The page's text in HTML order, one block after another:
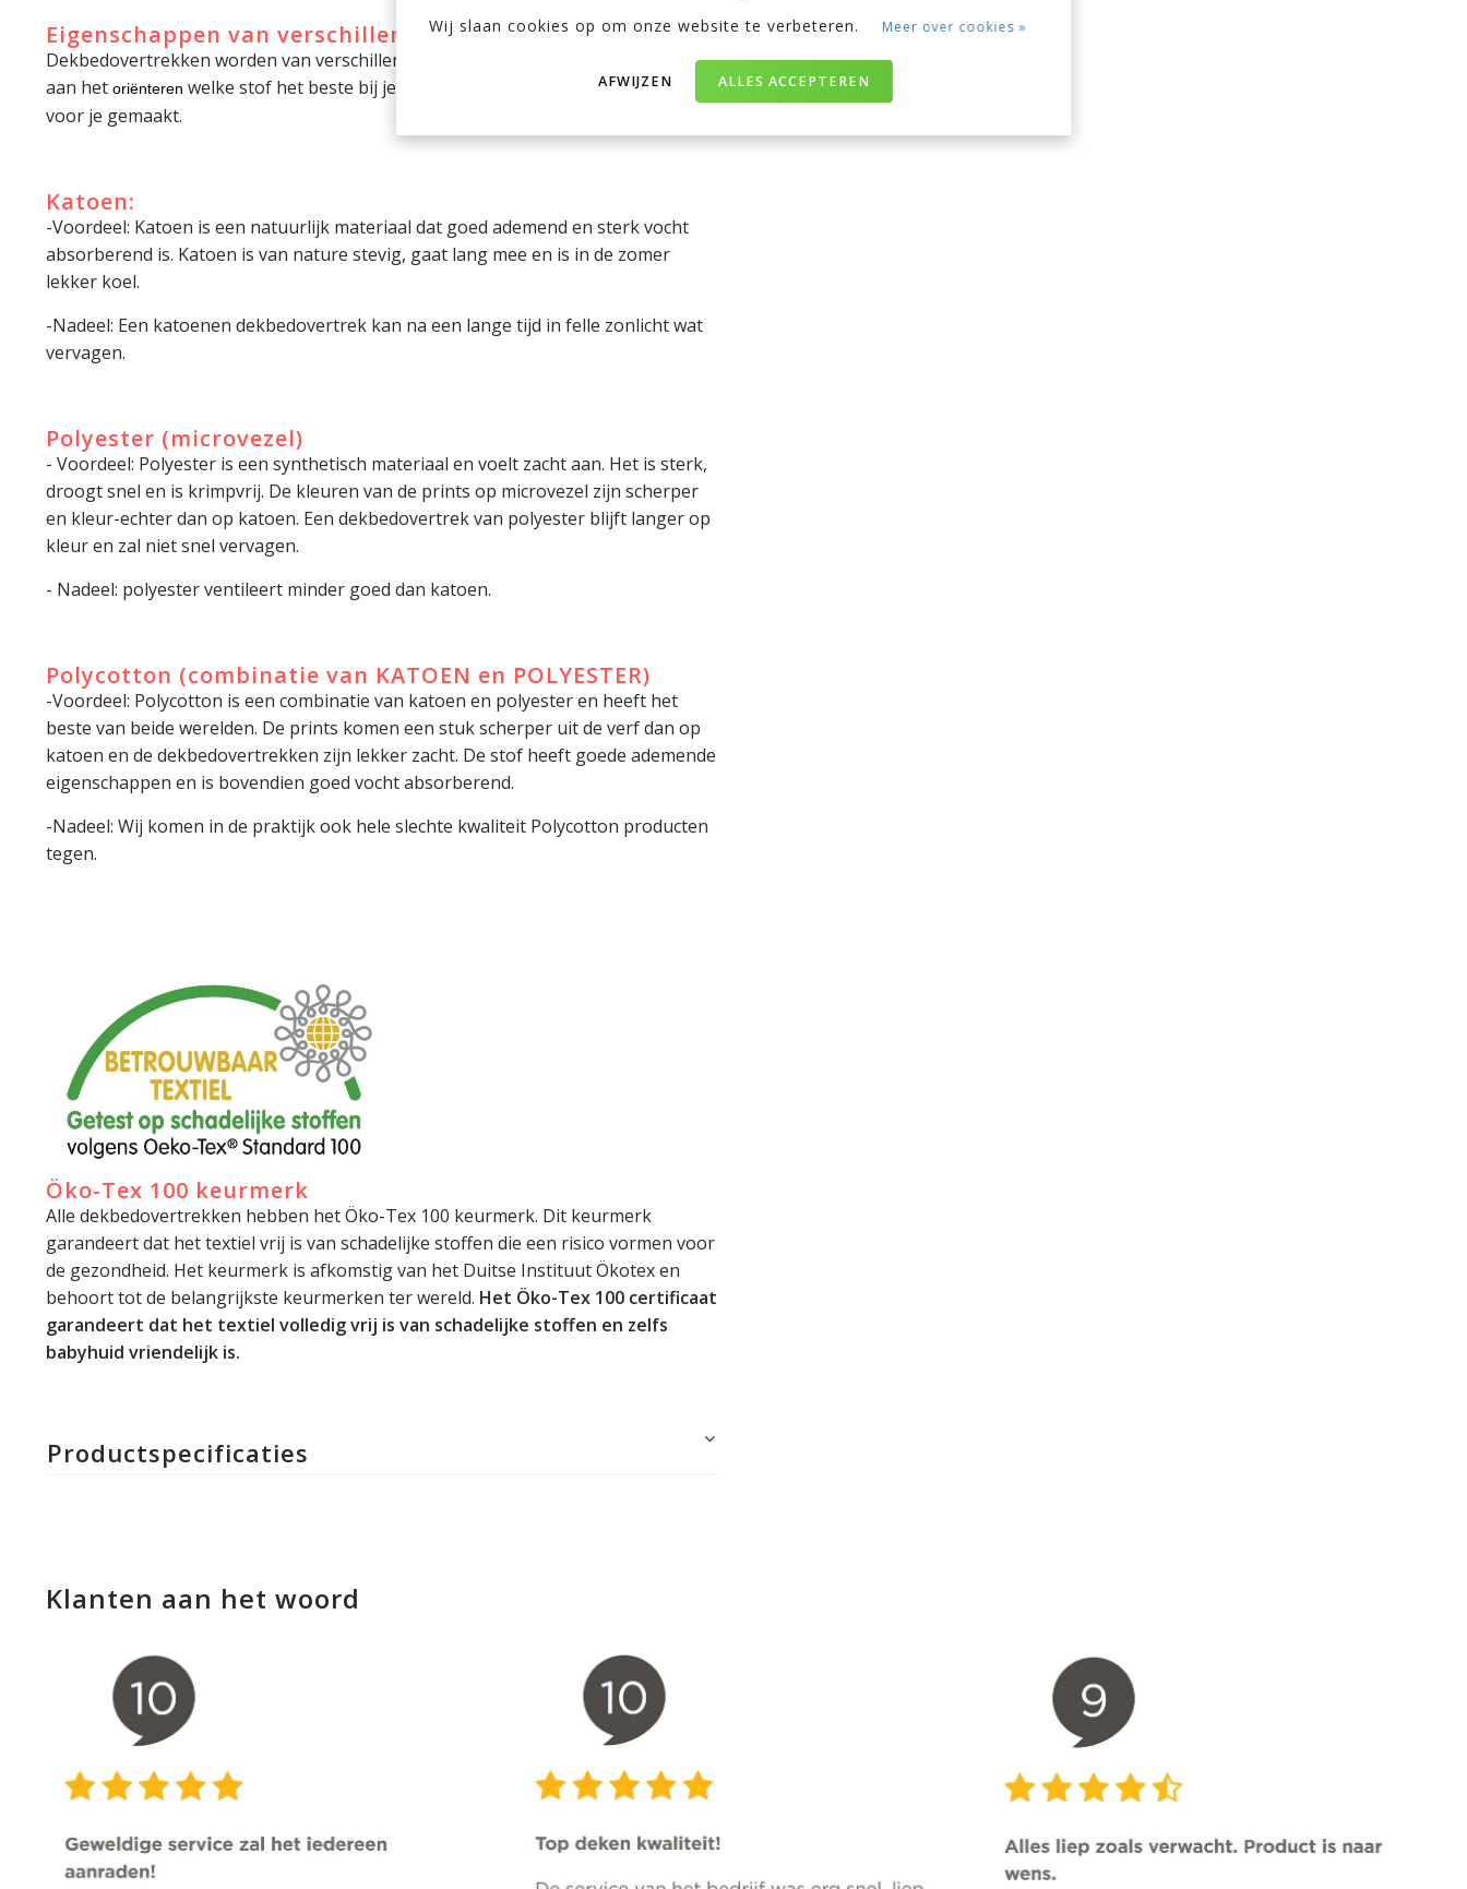
Eigenschappen van verschillende materialen
Dekbedovertrekken worden van verschillende materialen gemaakt. Ben je nog
aan het oriënteren welke stof het beste bij je kindje past? Wij hebben een overzicht
voor je gemaakt.
Katoen:
-Voordeel: Katoen is een natuurlijk materiaal dat goed ademend en sterk vocht
absorberend is. Katoen is van nature stevig, gaat lang mee en is in de zomer
lekker koel.
-Nadeel: Een katoenen dekbedovertrek kan na een lange tijd in felle zonlicht wat
vervagen.
Polyester (microvezel)
- Voordeel: Polyester is een synthetisch materiaal en voelt zacht aan. Het is sterk,
droogt snel en is krimpvrij. De kleuren van de prints op microvezel zijn scherper
en kleur-echter dan op katoen. Een dekbedovertrek van polyester blijft langer op
kleur en zal niet snel vervagen.
- Nadeel: polyester ventileert minder goed dan katoen.
Polycotton (combinatie van KATOEN en POLYESTER)
-Voordeel: Polycotton is een combinatie van katoen en polyester en heeft het
beste van beide werelden. De prints komen een stuk scherper uit de verf dan op
katoen en de dekbedovertrekken zijn lekker zacht. De stof heeft goede ademende
eigenschappen en is bovendien goed vocht absorberend.
-Nadeel: Wij komen in de praktijk ook hele slechte kwaliteit Polycotton producten
tegen.
Öko-Tex 100 keurmerk
Alle dekbedovertrekken hebben het Öko-Tex 100 keurmerk. Dit keurmerk
garandeert dat het textiel vrij is van schadelijke stoffen die een risico vormen voor
de gezondheid. Het keurmerk is afkomstig van het Duitse Instituut Ökotex en
behoort tot de belangrijkste keurmerken ter wereld. Het Öko-Tex 100 certificaat
garandeert dat het textiel volledig vrij is van schadelijke stoffen en zelfs
babyhuid vriendelijk is.
Productspecificaties
Klanten aan het woord
Wij slaan cookies op om onze website te verbeteren. Meer over cookies »
ALLES ACCEPTEREN
AFWIJZEN